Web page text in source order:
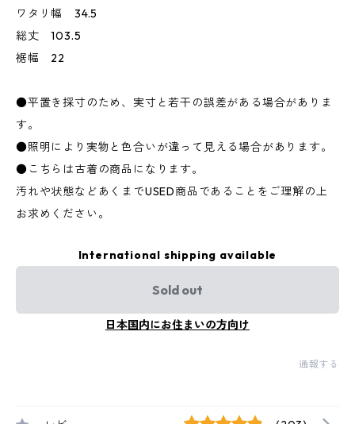
ワタリ幅 34.5
総丈 103.5
裾幅 22
●平置き採寸のため、実寸と若干の誤差がある場合がありま
す。
●照明により実物と色合いが違って見える場合があります。
●こちらは古着の商品になります。
汚れや状態などあくまでUSED商品であることをご理解の上
お求めください。
International shipping available
Sold out
日本国内にお住まいの方向け
通報する